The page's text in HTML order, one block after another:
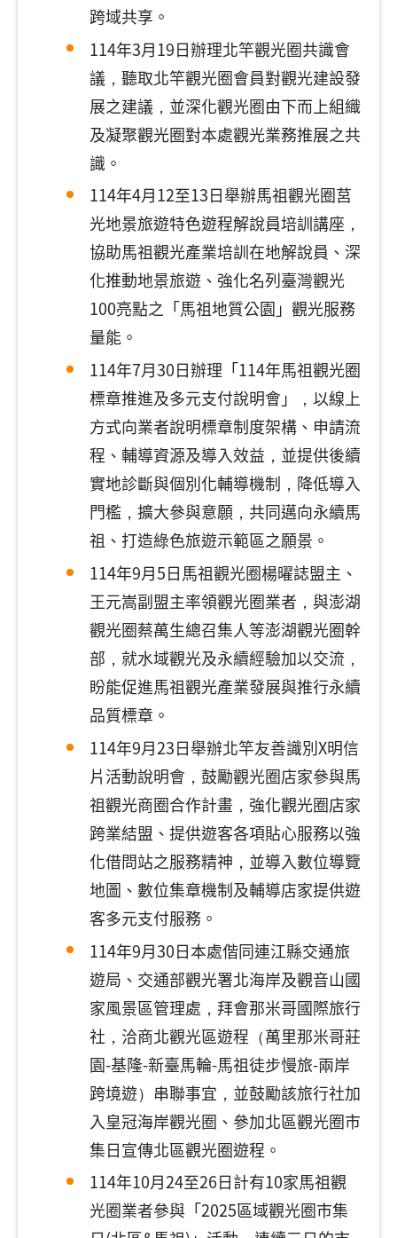
跨域共享。
114年3月19日辦理北竿觀光圈共識會
議，聽取北竿觀光圈會員對觀光建設發
展之建議，並深化觀光圈由下而上組織
及凝聚觀光圈對本處觀光業務推展之共
識。
114年4月12至13日舉辦馬祖觀光圈莒
光地景旅遊特色遊程解說員培訓講座，
協助馬祖觀光產業培訓在地解說員、深
化推動地景旅遊、強化名列臺灣觀光
100亮點之「馬祖地質公園」觀光服務
量能。
114年7月30日辦理「114年馬祖觀光圈
標章推進及多元支付說明會」，以線上
方式向業者說明標章制度架構、申請流
程、輔導資源及導入效益，並提供後續
實地診斷與個別化輔導機制，降低導入
門檻，擴大參與意願，共同邁向永續馬
祖、打造綠色旅遊示範區之願景。
114年9月5日馬祖觀光圈楊曜誌盟主、
王元嵩副盟主率領觀光圈業者，與澎湖
觀光圈蔡萬生總召集人等澎湖觀光圈幹
部，就水域觀光及永續經驗加以交流，
盼能促進馬祖觀光產業發展與推行永續
品質標章。
114年9月23日舉辦北竿友善識別X明信
片活動說明會，鼓勵觀光圈店家參與馬
祖觀光商圈合作計畫，強化觀光圈店家
跨業結盟、提供遊客各項貼心服務以強
化借問站之服務精神，並導入數位導覽
地圖、數位集章機制及輔導店家提供遊
客多元支付服務。
114年9月30日本處偕同連江縣交通旅
遊局、交通部觀光署北海岸及觀音山國
家風景區管理處，拜會那米哥國際旅行
社，洽商北觀光區遊程（萬里那米哥莊
園-基隆-新臺馬輪-馬祖徒步慢旅-兩岸
跨境遊）串聯事宜，並鼓勵該旅行社加
入皇冠海岸觀光圈、參加北區觀光圈市
集日宣傳北區觀光圈遊程。
114年10月24至26日計有10家馬祖觀
光圈業者參與「2025區域觀光圈市集